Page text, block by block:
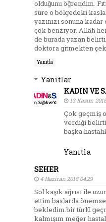
olduğunu öğrendim.
süre o bölgedeki
yazınızı sonuna
çok benziyor. Allah
de burada yazan
doktora gitmekten
Yanıtla
Yanıtlar
KADIN VE
13 Kasım
Çok geçmiş
verdiği
başka
Yanıtla
SEHER
4 Haziran 2018 04:29
Sol kaşık ağrısı ile
ettim.baslarda
bekledim.bir türlü
kalmışım meğer